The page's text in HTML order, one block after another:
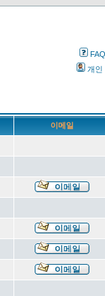
FAQ
개인
이메일